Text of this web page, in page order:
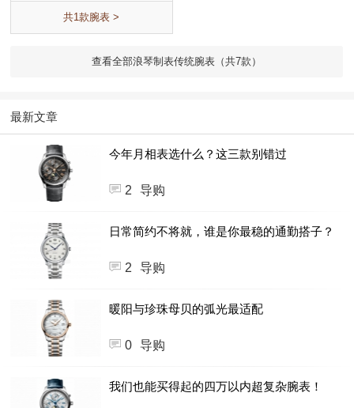
共1款腕表 >
查看全部浪琴制表传统腕表（共7款）
最新文章
今年月相表选什么？这三款别错过
2 导购
日常简约不将就，谁是你最稳的通勤搭子？
2 导购
暖阳与珍珠母贝的弧光最适配
0 导购
我们也能买得起的四万以内超复杂腕表！